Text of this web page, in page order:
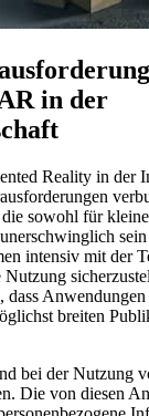
in der
Reality in der
sowohl für
intensiv mit der
Nutzung
dass
breiten
bei der Nutzung
Die von diesen